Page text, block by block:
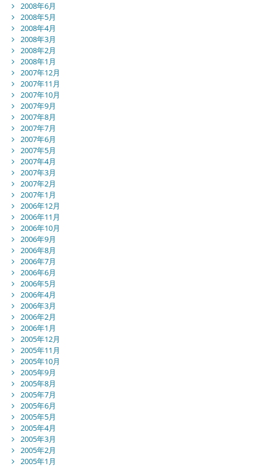
2008年6月
2008年5月
2008年4月
2008年3月
2008年2月
2008年1月
2007年12月
2007年11月
2007年10月
2007年9月
2007年8月
2007年7月
2007年6月
2007年5月
2007年4月
2007年3月
2007年2月
2007年1月
2006年12月
2006年11月
2006年10月
2006年9月
2006年8月
2006年7月
2006年6月
2006年5月
2006年4月
2006年3月
2006年2月
2006年1月
2005年12月
2005年11月
2005年10月
2005年9月
2005年8月
2005年7月
2005年6月
2005年5月
2005年4月
2005年3月
2005年2月
2005年1月